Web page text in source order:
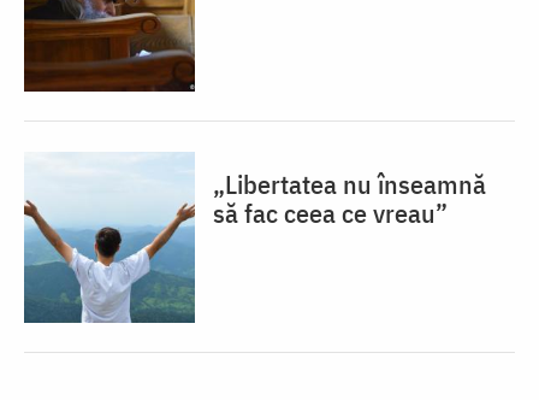
„Libertatea nu înseamnă
să fac ceea ce vreau”